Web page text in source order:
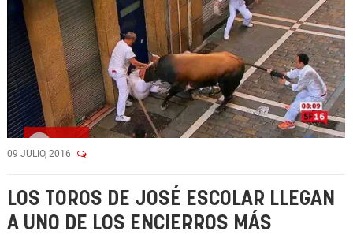
09 JULIO, 2016
LOS TOROS DE JOSÉ ESCOLAR LLEGAN
A UNO DE LOS ENCIERROS MÁS